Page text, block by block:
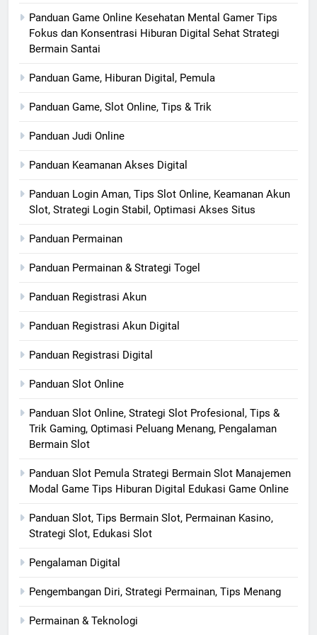
Panduan Game Online Kesehatan Mental Gamer Tips
Fokus dan Konsentrasi Hiburan Digital Sehat Strategi
Bermain Santai
Panduan Game, Hiburan Digital, Pemula
Panduan Game, Slot Online, Tips & Trik
Panduan Judi Online
Panduan Keamanan Akses Digital
Panduan Login Aman, Tips Slot Online, Keamanan Akun
Slot, Strategi Login Stabil, Optimasi Akses Situs
Panduan Permainan
Panduan Permainan & Strategi Togel
Panduan Registrasi Akun
Panduan Registrasi Akun Digital
Panduan Registrasi Digital
Panduan Slot Online
Panduan Slot Online, Strategi Slot Profesional, Tips &
Trik Gaming, Optimasi Peluang Menang, Pengalaman
Bermain Slot
Panduan Slot Pemula Strategi Bermain Slot Manajemen
Modal Game Tips Hiburan Digital Edukasi Game Online
Panduan Slot, Tips Bermain Slot, Permainan Kasino,
Strategi Slot, Edukasi Slot
Pengalaman Digital
Pengembangan Diri, Strategi Permainan, Tips Menang
Permainan & Teknologi